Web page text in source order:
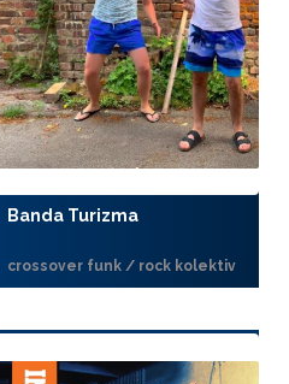
Banda Turizma
crossover funk / rock kolektiv